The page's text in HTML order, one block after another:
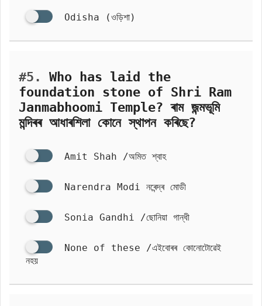
Odisha (ওড়িশা)
#5.
Who has laid the
foundation stone of Shri Ram
Janmabhoomi Temple? ৰাম জন্মভূমি
মন্দিৰৰ আধাৰশিলা কোনে স্থাপন কৰিছে?
Amit Shah /অমিত শ্বাহ
Narendra Modi নৰেন্দ্ৰ মোডী
Sonia Gandhi /ছোনিয়া গান্ধী
None of these /এইবোৰৰ কোনোটোৱেই
নহয়